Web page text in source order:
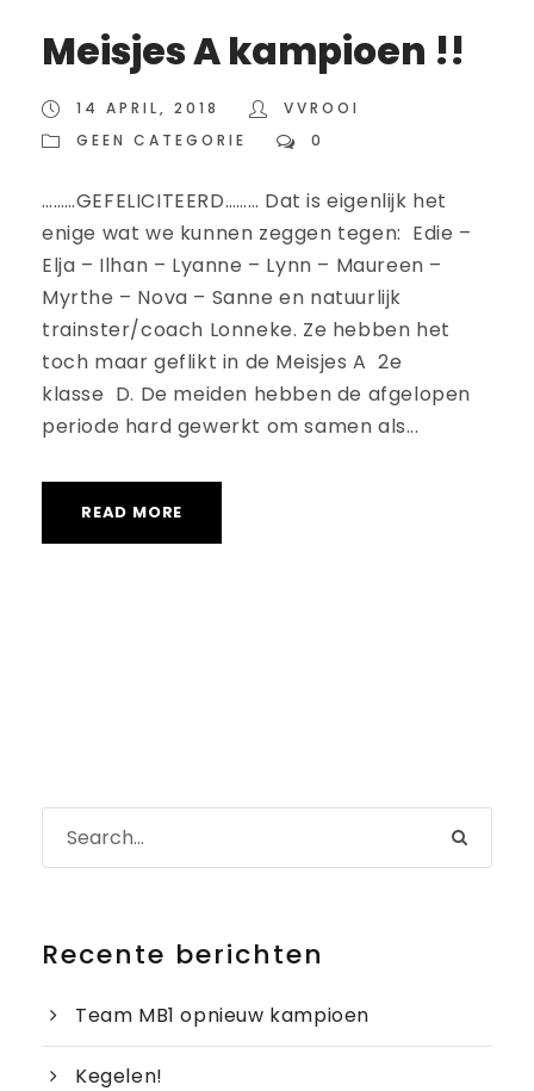
Meisjes A kampioen !!
14 APRIL, 2018
VVROOI
GEEN CATEGORIE
0
………GEFELICITEERD……… Dat is eigenlijk het
enige wat we kunnen zeggen tegen: Edie –
Elja – Ilhan – Lyanne – Lynn – Maureen –
Myrthe – Nova – Sanne en natuurlijk
trainster/coach Lonneke. Ze hebben het
toch maar geflikt in de Meisjes A 2e
klasse D. De meiden hebben de afgelopen
periode hard gewerkt om samen als...
READ MORE
Recente berichten
Team MB1 opnieuw kampioen
Kegelen!